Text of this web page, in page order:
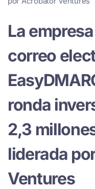
La
correo
ronda
2,3
liderada
Ventures